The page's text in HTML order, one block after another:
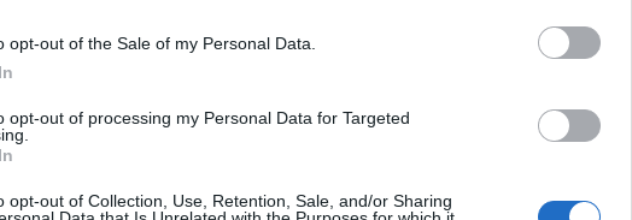
opt-out of the Sale of my Personal Data.
opt-out of processing my Personal Data for Targeted
opt-out of Collection, Use, Retention, Sale, and/or Sharing